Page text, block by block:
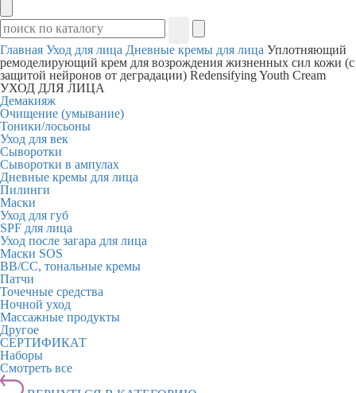
Главная Уход для лица Дневные кремы для лица Уплотняющий
ремоделирующий крем для возрождения жизненных сил кожи (с
защитой нейронов от деградации) Redensifying Youth Cream
УХОД ДЛЯ ЛИЦА
Демакияж
Очищение (умывание)
Тоники/лосьоны
Уход для век
Сыворотки
Сыворотки в ампулах
Дневные кремы для лица
Пилинги
Маски
Уход для губ
SPF для лица
Уход после загара для лица
Маски SOS
BB/CC, тональные кремы
Патчи
Точечные средства
Ночной уход
Массажные продукты
Другое
СЕРТИФИКАТ
Наборы
Смотреть все